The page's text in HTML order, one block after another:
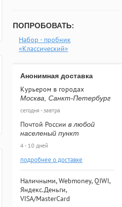
ПОПРОБОВАТЬ:
Набор - пробник
«Классический»
Анонимная доставка
Курьером в городах
Москва, Санкт-Петербург
сегодня - завтра
Почтой России в любой
населеный пункт
4 - 10 дней
подробнее о доставке
Наличными, Webmoney, QIWI,
Яндекс.Деньги,
VISA/MasterCard